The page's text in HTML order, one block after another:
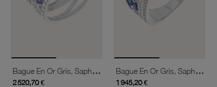
Bague En Or Gris, Saphirs Et Diamants
2 520,70 €
Bague En Or Gris, Saphirs Et Diamants
1 945,20 €